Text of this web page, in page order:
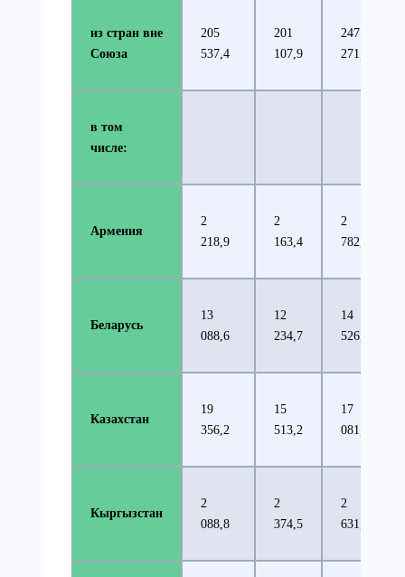
из стран вне
Союза
205
537,4
201
107,9
247
271,4
в том
числе:
Армения
2
218,9
2
163,4
2
782,9
Беларусь
13
088,6
12
234,7
14
526,0
Казахстан
19
356,2
15
513,2
17
081,5
Кыргызстан
2
088,8
2
374,5
2
631,1